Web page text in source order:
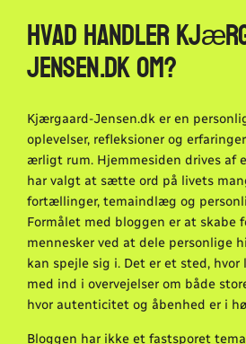
Hvad handler
Jensen.dk om?
Kjærgaard-Jensen.dk er en
oplevelser, refleksioner og
ærligt rum. Hjemmesiden drives af
har valgt at sætte ord på livets
fortællinger, temaindlæg og
Formålet med bloggen er at skabe
mennesker ved at dele personlige
kan spejle sig i. Det er et sted,
med ind i overvejelser om både
hvor autenticitet og åbenhed er i
Bloggen har ikke et fastsporet